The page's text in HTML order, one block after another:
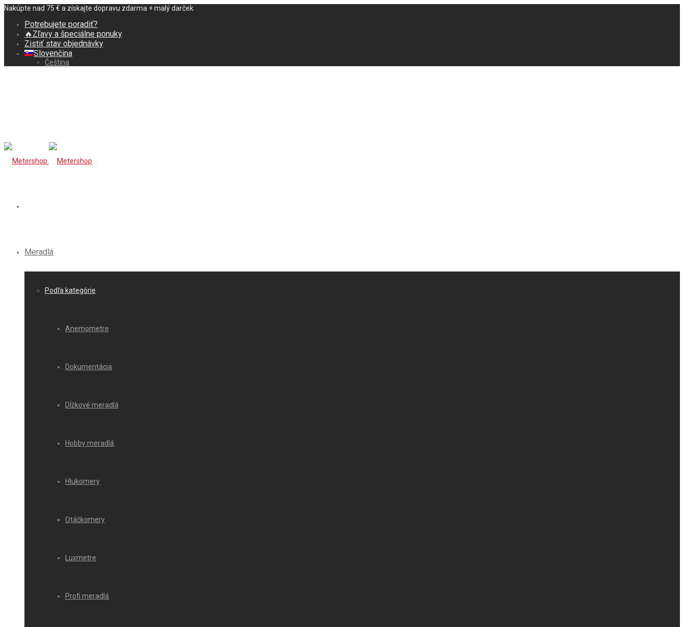
Nakúpte nad 75 € a získajte dopravu zdarma + malý darček
Potrebujete poradiť?
🔥Zľavy a špeciálne ponuky
Zistiť stav objednávky
Slovenčina
Čeština
Meradlá
Podľa kategórie
Anemometre
Dokumentácia
Dĺžkové meradlá
Hobby meradlá
Hlukomery
Otáčkomery
Luxmetre
Profi meradlá